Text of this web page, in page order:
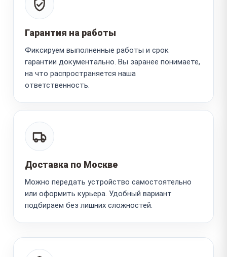
Гарантия на работы
Фиксируем выполненные работы и срок
гарантии документально. Вы заранее понимаете,
на что распространяется наша
ответственность.
Доставка по Москве
Можно передать устройство самостоятельно
или оформить курьера. Удобный вариант
подбираем без лишних сложностей.